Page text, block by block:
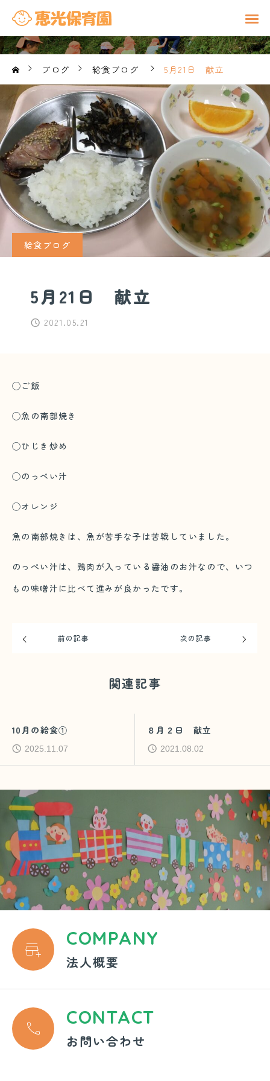
ブログ 給食ブログ 5月21日 献立
給食ブログ
5月21日 献立
2021.05.21
◯ご飯
◯魚の南部焼き
◯ひじき炒め
◯のっぺい汁
◯オレンジ
魚の南部焼きは、魚が苦手な子は苦戦していました。
のっぺい汁は、鶏肉が入っている醤油のお汁なので、いつ
もの味噌汁に比べて進みが良かったです。
前の記事 次の記事
関連記事
10月の給食①
2025.11.07
８月２日 献立
2021.08.02
 COMPANY
法人概要
 CONTACT
お問い合わせ